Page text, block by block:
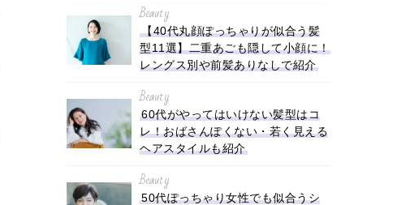
Beauty
【40代丸顔ぽっちゃりが似合う髪
型11選】二重あごも隠して小顔に！
レングス別や前髪ありなしで紹介
Beauty
60代がやってはいけない髪型はコ
レ！おばさんぽくない・若く見える
ヘアスタイルも紹介
Beauty
50代ぽっちゃり女性でも似合うシ